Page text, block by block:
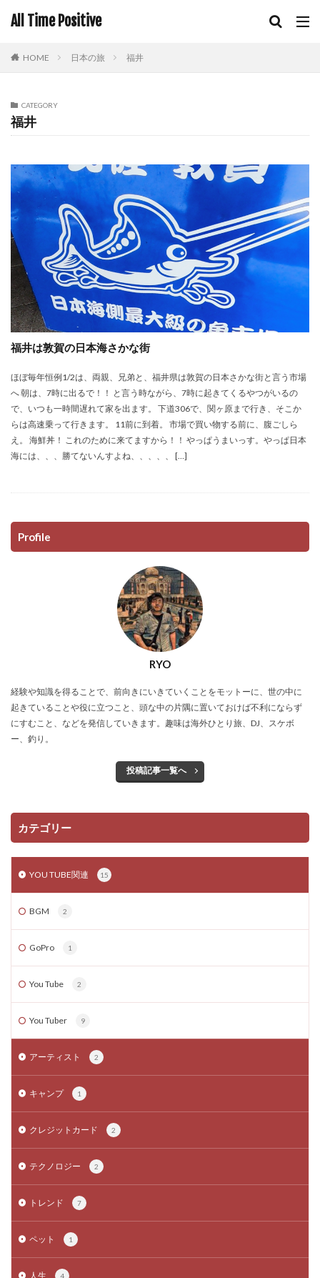
All Time Positive
HOME 日本の旅 福井
CATEGORY
福井
福井は敦賀の日本海さかな街
ほぼ毎年恒例1/2は、両親、兄弟と、福井県は敦賀の日本さかな街と言う市場
へ 朝は、7時に出るで！！ と言う時ながら、7時に起きてくるやつがいるの
で、いつも一時間遅れて家を出ます。 下道306で、関ヶ原まで行き、そこか
らは高速乗って行きます。 11前に到着。 市場で買い物する前に、腹ごしら
え。 海鮮丼！ これのために来てますから！！ やっぱうまいっす。やっぱ日本
海には、、、勝てないんすよね、、、、、 […]
Profile
RYO
経験や知識を得ることで、前向きにいきていくことをモットーに、世の中に
起きていることや役に立つこと、頭な中の片隅に置いておけば不利にならず
にすむこと、などを発信していきます。趣味は海外ひとり旅、DJ、スケボ
ー、釣り。
投稿記事一覧へ
カテゴリー
YOU TUBE関連 15
BGM 2
GoPro 1
You Tube 2
You Tuber 9
アーティスト 2
キャンプ 1
クレジットカード 2
テクノロジー 2
トレンド 7
ペット 1
人生 4